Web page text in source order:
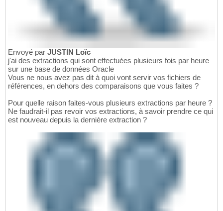
Envoyé par JUSTIN Loïc
j'ai des extractions qui sont effectuées plusieurs fois par heure
sur une base de données Oracle
Vous ne nous avez pas dit à quoi vont servir vos fichiers de
références, en dehors des comparaisons que vous faites ?
Pour quelle raison faites-vous plusieurs extractions par heure ?
Ne faudrait-il pas revoir vos extractions, à savoir prendre ce qui
est nouveau depuis la dernière extraction ?